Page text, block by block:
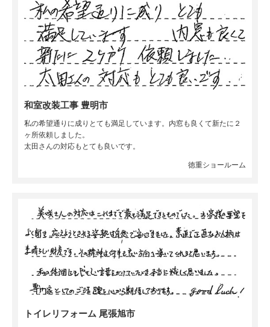
和室改装工事 豊明市
私の希望通りに成りとても満足しています。内窓も良くて新たに２
ヶ所依頼しました。
太田さんの対応もとても良いです。
徳重ショールーム
トイレリフォーム 尾張旭市